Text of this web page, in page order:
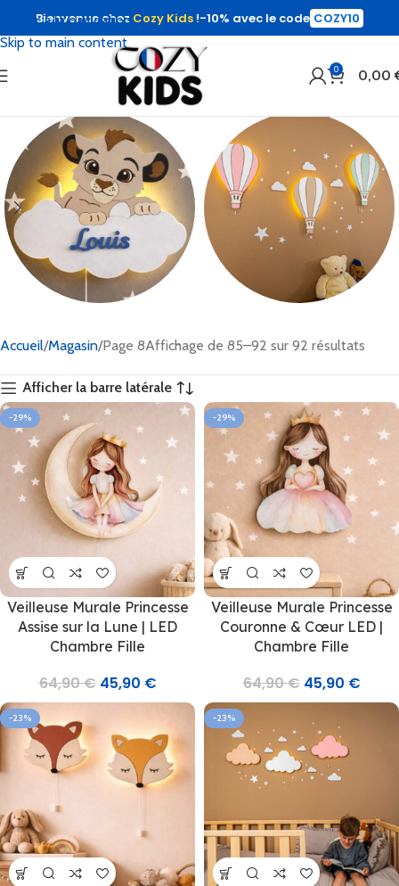
Sauter à la navigation
Skip to main content
Bienvenue chez Cozy Kids !-10% avec le code COZY10
0 0,00
personnalisées
Accueil Magasin Page 8Affichage de 85–92 sur 92 résultats
Afficher la barre latérale
-29%
Veilleuse Murale Princesse
Assise sur la Lune | LED
Chambre Fille
64,90€ 45,90 €
-29%
Veilleuse Murale Princesse
Couronne & Cœur LED |
Chambre Fille
64,90€ 45,90 €
-23% -23%